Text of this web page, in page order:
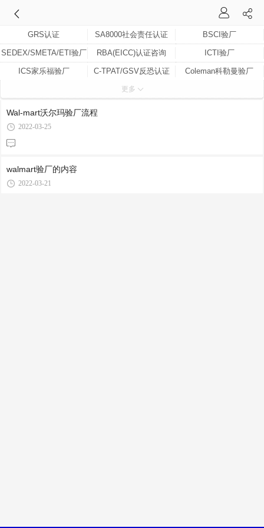
GRS认证 SA8000社会责任认证 BSCI验厂
SEDEX/SMETA/ETI验厂 RBA(EICC)认证咨询 ICTI验厂
ICS家乐福验厂 C-TPAT/GSV反恐认证 Coleman科勒曼验厂
迪斯尼验厂
ETI道德贸易联盟 SEARS验厂（SMETA）
Wal-mart沃尔玛验厂
更多
Wal-mart沃尔玛验厂流程
2022-03-25
walmart验厂的内容
2022-03-21